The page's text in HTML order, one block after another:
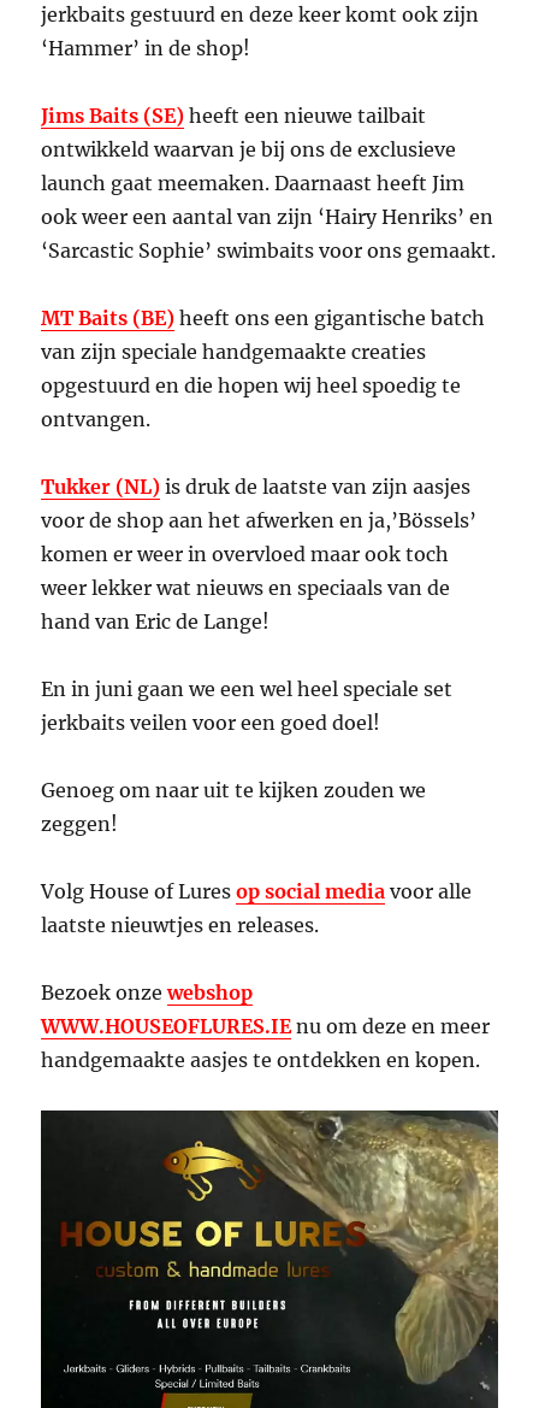
jerkbaits gestuurd en deze keer komt ook zijn
‘Hammer’ in de shop!
Jims Baits (SE) heeft een nieuwe tailbait
ontwikkeld waarvan je bij ons de exclusieve
launch gaat meemaken. Daarnaast heeft Jim
ook weer een aantal van zijn ‘Hairy Henriks’ en
‘Sarcastic Sophie’ swimbaits voor ons gemaakt.
MT Baits (BE) heeft ons een gigantische batch
van zijn speciale handgemaakte creaties
opgestuurd en die hopen wij heel spoedig te
ontvangen.
Tukker (NL) is druk de laatste van zijn aasjes
voor de shop aan het afwerken en ja,’Bössels’
komen er weer in overvloed maar ook toch
weer lekker wat nieuws en speciaals van de
hand van Eric de Lange!
En in juni gaan we een wel heel speciale set
jerkbaits veilen voor een goed doel!
Genoeg om naar uit te kijken zouden we
zeggen!
Volg House of Luresop social media voor alle
laatste nieuwtjes en releases.
Bezoek onzewebshop
WWW.HOUSEOFLURES.IEnu om deze en meer
handgemaakte aasjes te ontdekken en kopen.